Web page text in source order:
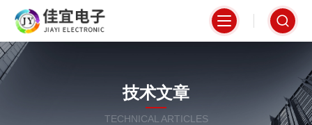
技术文章
TECHNICAL ARTICLES